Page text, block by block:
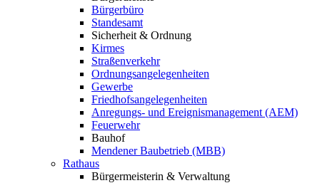
Bürgerbüro
Standesamt
Sicherheit & Ordnung
Kirmes
Straßenverkehr
Ordnungsangelegenheiten
Gewerbe
Friedhofsangelegenheiten
Anregungs- und Ereignismanagement (AEM)
Feuerwehr
Bauhof
Mendener Baubetrieb (MBB)
Rathaus
Bürgermeisterin & Verwaltung